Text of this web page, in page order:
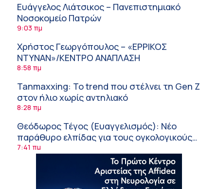
Ευάγγελος Λιάτσικος – Πανεπιστημιακό
Νοσοκομείο Πατρών
9:03 πμ
Χρήστος Γεωργόπουλος – «ΕΡΡΙΚΟΣ
ΝΤΥΝΑΝ»/ΚΕΝΤΡΟ ΑΝΑΠΛΑΣΗ
8:58 πμ
Tanmaxxing: To trend που στέλνει τη Gen Z
στον ήλιο χωρίς αντηλιακό
8:28 πμ
Θεόδωρος Τέγος (Ευαγγελισμός): Νέο
παράθυρο ελπίδας για τους ογκολογικούς
ασθενείς μέσω κλινικών δοκιμών
7:41 πμ
Ασφάλεια στο νερό: 8 χρήσιμες οδηγίες
από τον Ελληνικό Ερυθρό Σταυρό